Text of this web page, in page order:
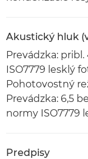
Akustický hluk
Prevádzka:
ISO7779 lesklý
Pohotovostný
Prevádzka: 6,5
normy ISO7779
Predpisy